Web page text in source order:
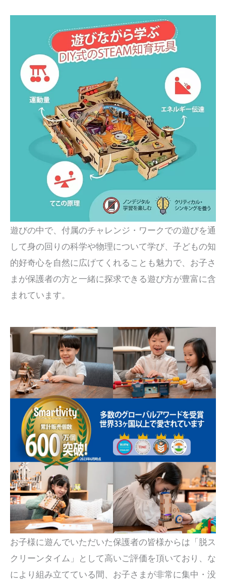
遊びの中で、付属のチャレンジ・ワークでの遊びを通
して身の回りの科学や物理について学び、子どもの知
的好奇心を自然に広げてくれることも魅力で、お子さ
まが保護者の方と一緒に探求できる遊び方が豊富に含
まれています。
お子様に遊んでいただいた保護者の皆様からは「脱ス
クリーンタイム」として高いご評価を頂いており、な
により組み立てている間、お子さまが非常に集中・没